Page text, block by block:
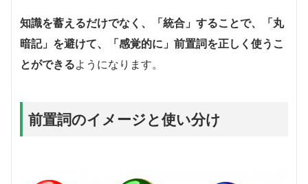
知識を蓄えるだけでなく、「統合」することで、「丸
暗記」を避けて、「感覚的に」前置詞を正しく使うこ
とができるようになります。
前置詞のイメージと使い分け